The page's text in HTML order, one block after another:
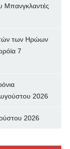
Μπανγκλαντές
των Ηρώων
7
2026
2026